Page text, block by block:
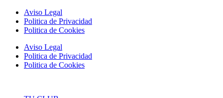
Aviso Legal
Politica de Privacidad
Politica de Cookies
Aviso Legal
Politica de Privacidad
Politica de Cookies